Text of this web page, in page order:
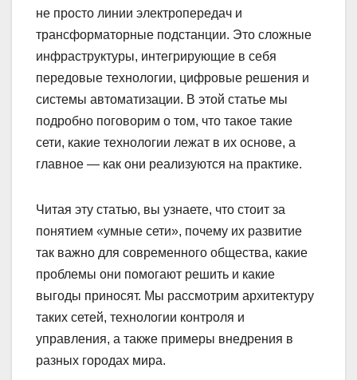
не просто линии электропередач и
трансформаторные подстанции. Это сложные
инфраструктуры, интегрирующие в себя
передовые технологии, цифровые решения и
системы автоматизации. В этой статье мы
подробно поговорим о том, что такое такие
сети, какие технологии лежат в их основе, а
главное — как они реализуются на практике.
Читая эту статью, вы узнаете, что стоит за
понятием «умные сети», почему их развитие
так важно для современного общества, какие
проблемы они помогают решить и какие
выгоды приносят. Мы рассмотрим архитектуру
таких сетей, технологии контроля и
управления, а также примеры внедрения в
разных городах мира.